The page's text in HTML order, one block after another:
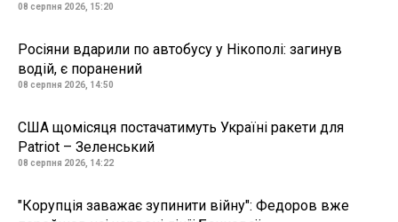
08 серпня 2026, 15:20
Росіяни вдарили по автобусу у Нікополі: загинув
водій, є поранений
08 серпня 2026, 14:50
США щомісяця постачатимуть Україні ракети для
Patriot – Зеленський
08 серпня 2026, 14:22
"Корупція заважає зупинити війну": Федоров вже